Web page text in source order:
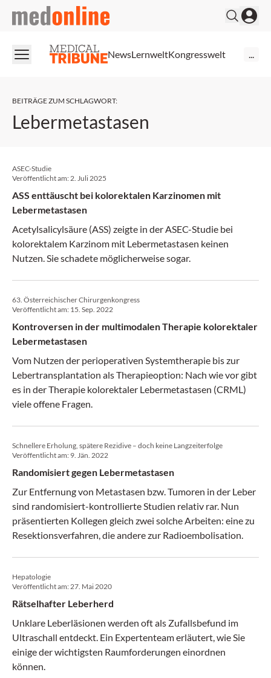
medonline
NewsLernweltKongresswelt
BEITRÄGE ZUM SCHLAGWORT:
Lebermetastasen
ASEC-Studie
Veröffentlicht am:2. Juli 2025
ASS enttäuscht bei kolorektalen Karzinomen mit
Lebermetastasen
Acetylsalicylsäure (ASS) zeigte in der ASEC-Studie bei
kolorektalem Karzinom mit Lebermetastasen keinen
Nutzen. Sie schadete möglicherweise sogar.
63. Österreichischer Chirurgenkongress
Veröffentlicht am: 15. Sep. 2022
Kontroversen in der multimodalen Therapie kolorektaler
Lebermetastasen
Vom Nutzen der perioperativen Systemtherapie bis zur
Lebertransplantation als Therapieoption: Nach wie vor gibt
es in der Therapie kolorektaler Lebermetastasen (CRML)
viele offene Fragen.
Schnellere Erholung, spätere Rezidive – doch keine Langzeiterfolge
Veröffentlicht am: 9. Jän. 2022
Randomisiert gegen Lebermetastasen
Zur Entfernung von Metastasen bzw. Tumoren in der Leber
sind randomisiert-kontrollierte Studien relativ rar. Nun
präsentierten Kollegen gleich zwei solche Arbeiten: eine zu
Resektionsverfahren, die andere zur Radioembolisation.
Hepatologie
Veröffentlicht am:27. Mai 2020
Rätselhafter Leberherd
Unklare Leberläsionen werden oft als Zufallsbefund im
Ultraschall entdeckt. Ein Expertenteam erläutert, wie Sie
einige der wichtigsten Raumforderungen einordnen
können.